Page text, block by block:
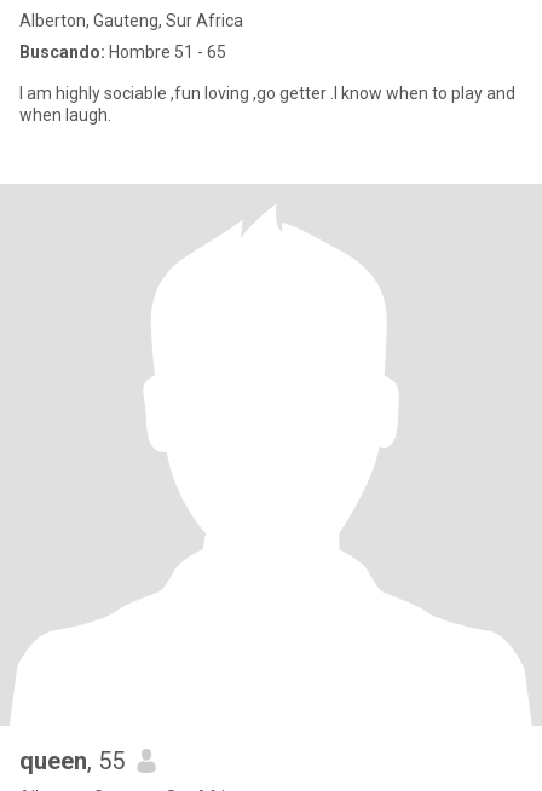
Alberton, Gauteng, Sur Africa
Buscando: Hombre 51 - 65
I am highly sociable ,fun loving ,go getter .I know when to play and
when laugh.
queen, 55